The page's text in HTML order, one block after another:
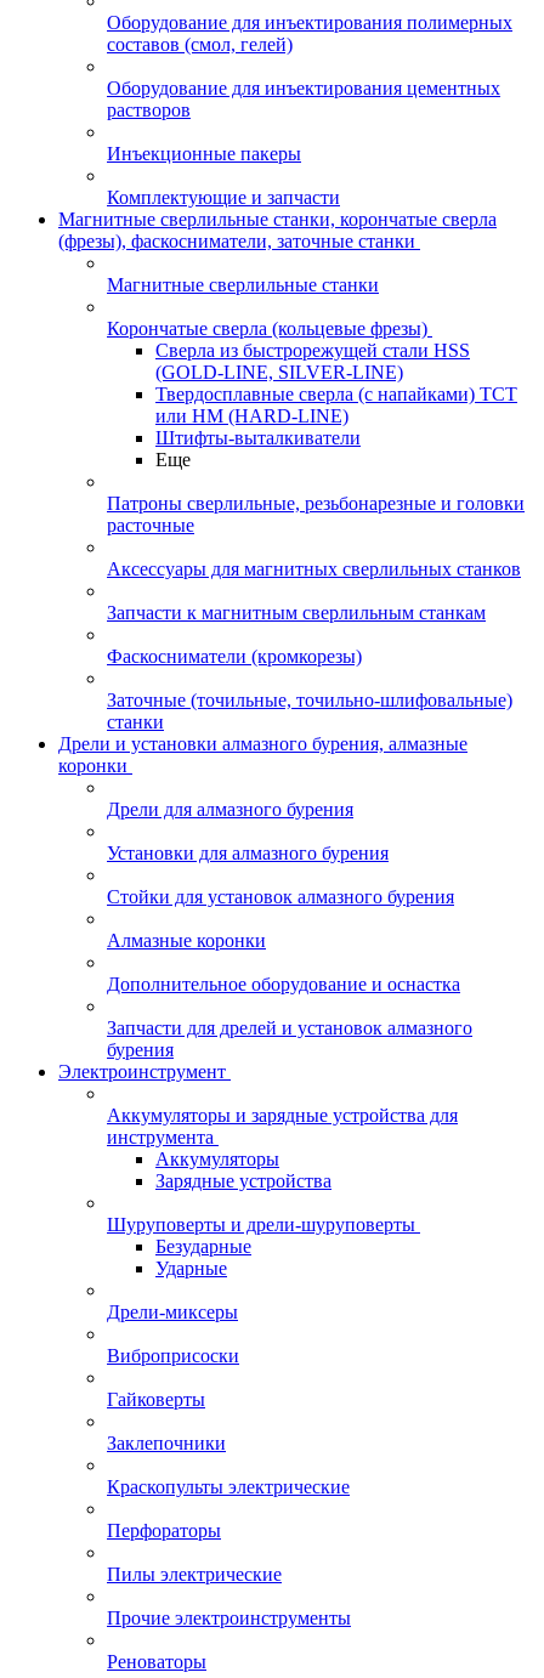
Оборудование для инъектирования полимерных
составов (смол, гелей)
Оборудование для инъектирования цементных
растворов
Инъекционные пакеры
Комплектующие и запчасти
Магнитные сверлильные станки, корончатые сверла
(фрезы), фаскосниматели, заточные станки
Магнитные сверлильные станки
Корончатые сверла (кольцевые фрезы)
Сверла из быстрорежущей стали HSS
(GOLD-LINE, SILVER-LINE)
Твердосплавные сверла (с напайками) ТСТ
или HM (HARD-LINE)
Штифты-выталкиватели
Еще
Патроны сверлильные, резьбонарезные и головки
расточные
Аксессуары для магнитных сверлильных станков
Запчасти к магнитным сверлильным станкам
Фаскосниматели (кромкорезы)
Заточные (точильные, точильно-шлифовальные)
станки
Дрели и установки алмазного бурения, алмазные
коронки
Дрели для алмазного бурения
Установки для алмазного бурения
Стойки для установок алмазного бурения
Алмазные коронки
Дополнительное оборудование и оснастка
Запчасти для дрелей и установок алмазного
бурения
Электроинструмент
Аккумуляторы и зарядные устройства для
инструмента
Аккумуляторы
Зарядные устройства
Шуруповерты и дрели-шуруповерты
Безударные
Ударные
Дрели-миксеры
Виброприсоски
Гайковерты
Заклепочники
Краскопульты электрические
Перфораторы
Пилы электрические
Прочие электроинструменты
Реноваторы